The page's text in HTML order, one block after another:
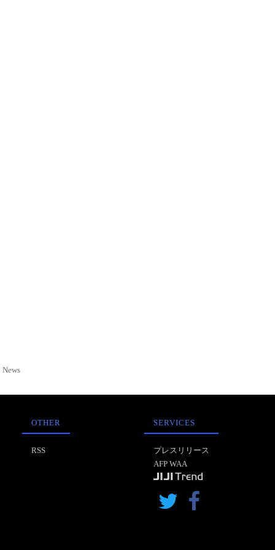
OTHER
RSS
SERVICES
プレスリリース
AFP WAA